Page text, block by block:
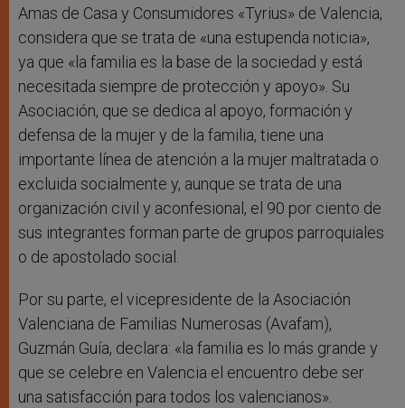
Amas de Casa y Consumidores «Tyrius» de Valencia,
considera que se trata de «una estupenda noticia»,
ya que «la familia es la base de la sociedad y está
necesitada siempre de protección y apoyo». Su
Asociación, que se dedica al apoyo, formación y
defensa de la mujer y de la familia, tiene una
importante línea de atención a la mujer maltratada o
excluida socialmente y, aunque se trata de una
organización civil y aconfesional, el 90 por ciento de
sus integrantes forman parte de grupos parroquiales
o de apostolado social.
Por su parte, el vicepresidente de la Asociación
Valenciana de Familias Numerosas (Avafam),
Guzmán Guía, declara: «la familia es lo más grande y
que se celebre en Valencia el encuentro debe ser
una satisfacción para todos los valencianos».